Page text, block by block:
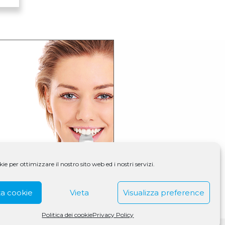
per ottimizzare il nostro sito web ed i nostri servizi.
cookie Vieta Visualizza preference
Politica dei cookiePrivacy Policy